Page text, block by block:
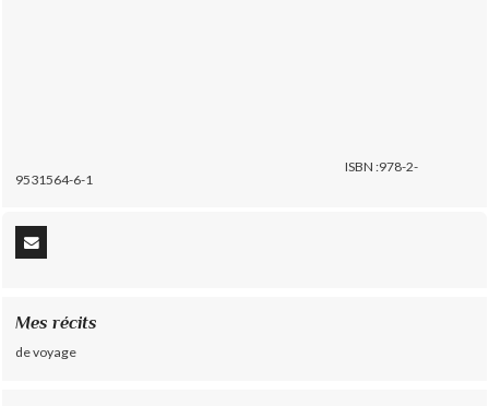
ISBN :978-2-
9531564-6-1
Mes récits
de voyage